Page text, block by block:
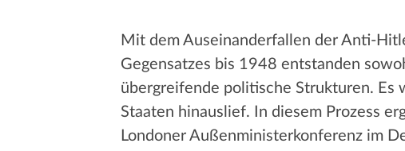
Mit dem Auseinanderfallen der Anti-
Gegensatzes bis 1948 entstanden
übergreifende politische Strukturen. Es
Staaten hinauslief. In diesem Prozess
Londoner Außenministerkonferenz im